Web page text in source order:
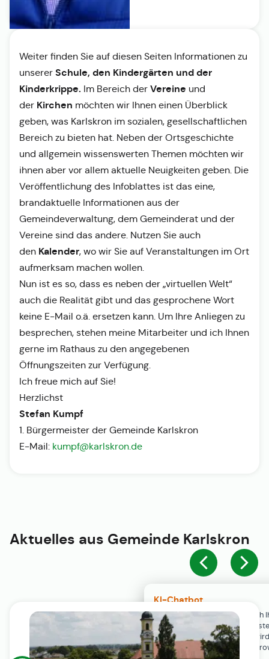
KI-Chatbot
Der KI-Chatbot steht erst nach
Einwilligung in den Cookie-
Verfügung. Der Chat-Verlauf
ausschließlich lokal in Ihrem
Weiter finden Sie auf diesen Seiten Informationen zu
unserer Schule, den Kindergärten und der
Kinderkrippe. Im Bereich der Vereine und
der Kirchen möchten wir Ihnen einen Überblick
geben, was Karlskron im sozialen, gesellschaftlichen
Bereich zu bieten hat. Neben der Ortsgeschichte
und allgemein wissenswerten Themen möchten wir
ihnen aber vor allem aktuelle Neuigkeiten geben. Die
Veröffentlichung des Infoblattes ist das eine,
brandaktuelle Informationen aus der
Gemeindeverwaltung, dem Gemeinderat und der
Vereine sind das andere. Nutzen Sie auch
den Kalender, wo wir Sie auf Veranstaltungen im Ort
aufmerksam machen wollen.
Nun ist es so, dass es neben der „virtuellen Welt“
auch die Realität gibt und das gesprochene Wort
keine E-Mail o.ä. ersetzen kann. Um Ihre Anliegen zu
besprechen, stehen meine Mitarbeiter und ich Ihnen
gerne im Rathaus zu den angegebenen
Öffnungszeiten zur Verfügung.
Ich freue mich auf Sie!
Herzlichst
Stefan Kumpf
1. Bürgermeister der Gemeinde Karlskron
E-Mail: kumpf@karlskron.de
Aktuelles aus Gemeinde Karlskron